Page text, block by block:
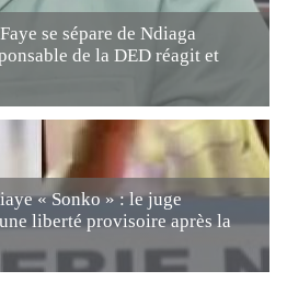
se sépare de Ndiaga
de la DED réagit et
« Sonko » : le juge
liberté provisoire après la